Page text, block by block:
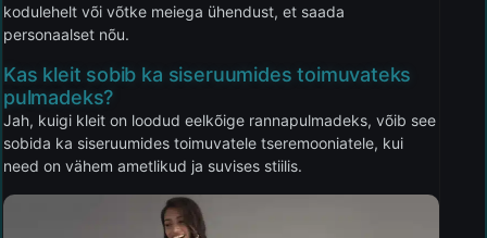
kodulehelt või võtke meiega ühendust, et saada
personaalset nõu.
Kas kleit sobib ka siseruumides toimuvateks
pulmadeks?
Jah, kuigi kleit on loodud eelkõige rannapulmadeks, võib see
sobida ka siseruumides toimuvatele tseremooniatele, kui
need on vähem ametlikud ja suvises stiilis.